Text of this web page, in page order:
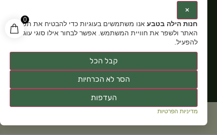
0
מספר
טלפון: 054-
פתיחה:א-ה
×
חנות הילה בטבע אנו משתמשים בעוגיות כדי להבטיח את תפקוד
האתר ולשפר את חוויית המשתמש. אפשר לבחור אילו סוגי עוגיות
להפעיל.
קבל הכל
הסר לא הכרחיות
העדפות
מדיניות הפרטיות